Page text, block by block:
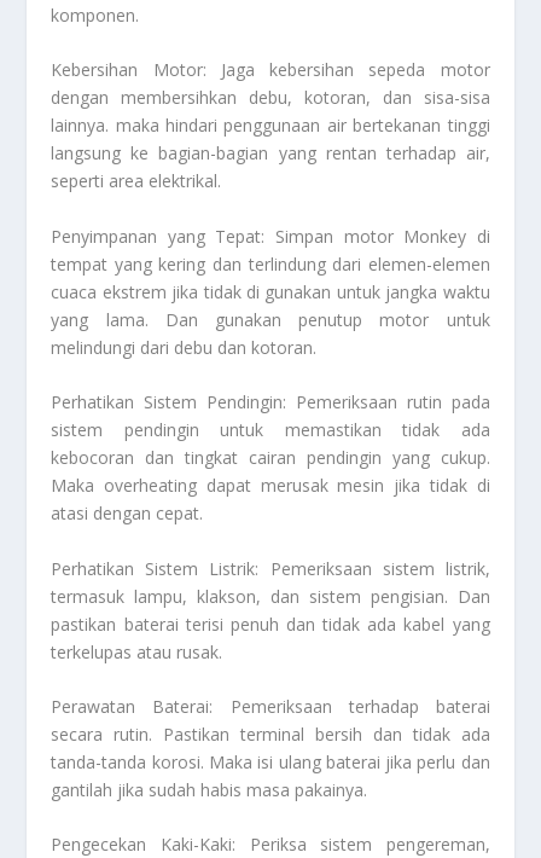
komponen.
Kebersihan Motor: Jaga kebersihan sepeda motor
dengan membersihkan debu, kotoran, dan sisa-sisa
lainnya. maka hindari penggunaan air bertekanan tinggi
langsung ke bagian-bagian yang rentan terhadap air,
seperti area elektrikal.
Penyimpanan yang Tepat: Simpan motor Monkey di
tempat yang kering dan terlindung dari elemen-elemen
cuaca ekstrem jika tidak di gunakan untuk jangka waktu
yang lama. Dan gunakan penutup motor untuk
melindungi dari debu dan kotoran.
Perhatikan Sistem Pendingin: Pemeriksaan rutin pada
sistem pendingin untuk memastikan tidak ada
kebocoran dan tingkat cairan pendingin yang cukup.
Maka overheating dapat merusak mesin jika tidak di
atasi dengan cepat.
Perhatikan Sistem Listrik: Pemeriksaan sistem listrik,
termasuk lampu, klakson, dan sistem pengisian. Dan
pastikan baterai terisi penuh dan tidak ada kabel yang
terkelupas atau rusak.
Perawatan Baterai: Pemeriksaan terhadap baterai
secara rutin. Pastikan terminal bersih dan tidak ada
tanda-tanda korosi. Maka isi ulang baterai jika perlu dan
gantilah jika sudah habis masa pakainya.
Pengecekan Kaki-Kaki: Periksa sistem pengereman,